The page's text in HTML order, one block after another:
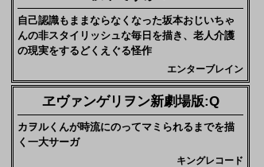
自己認識もままならなくなった坂本おじいちゃ
んの非スタイリッシュな毎日を描き、老人介護
の現実をするどくえぐる怪作
エンターブレイン
ヱヴァンゲリヲン新劇場版:Q
カヲルくんが時流にのってマミられるまでを描
く一大サーガ
キングレコード